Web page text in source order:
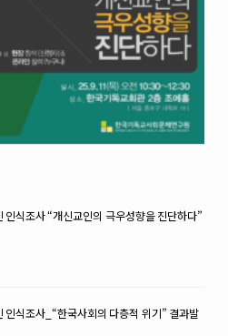
식조사 “개신교인의 극우성향을 진단하다”
인식조사_“한국사회의 다층적 위기” 결과발